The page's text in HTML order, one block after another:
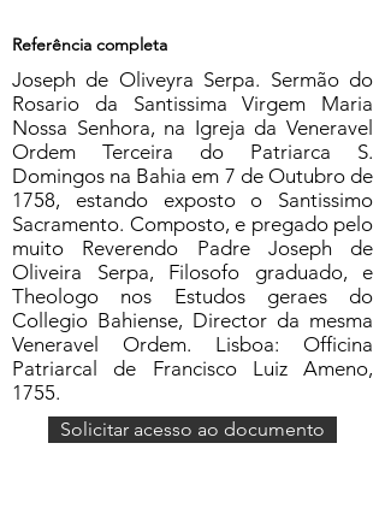
Referência completa
Joseph de Oliveyra Serpa. Sermão do
Rosario da Santissima Virgem Maria
Nossa Senhora, na Igreja da Veneravel
Ordem Terceira do Patriarca S.
Domingos na Bahia em 7 de Outubro de
1758, estando exposto o Santissimo
Sacramento. Composto, e pregado pelo
muito Reverendo Padre Joseph de
Oliveira Serpa, Filosofo graduado, e
Theologo nos Estudos geraes do
Collegio Bahiense, Director da mesma
Veneravel Ordem. Lisboa: Officina
Patriarcal de Francisco Luiz Ameno,
1755.
Solicitar acesso ao documento